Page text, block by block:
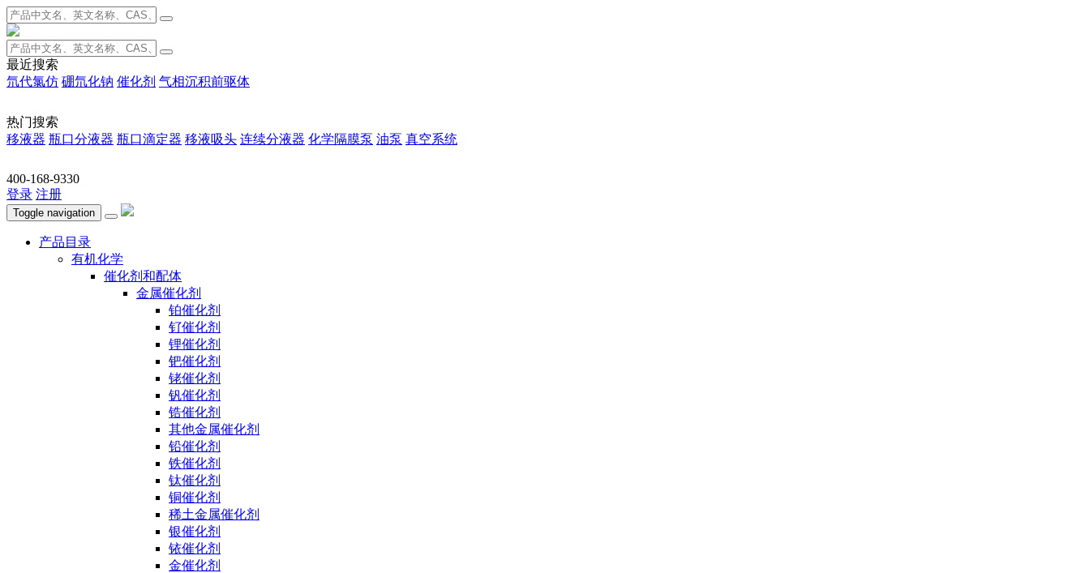
最近搜索
氘代氯仿 硼氘化钠 催化剂 气相沉积前驱体
热门搜索
移液器 瓶口分液器 瓶口滴定器 移液吸头 连续分液器 化学隔膜泵 油泵 真空系统
400-168-9330
登录 注册
Toggle navigation
产品目录
有机化学
催化剂和配体
金属催化剂
铂催化剂
钌催化剂
锂催化剂
钯催化剂
铑催化剂
钒催化剂
锆催化剂
其他金属催化剂
铅催化剂
铁催化剂
钛催化剂
铜催化剂
稀土金属催化剂
银催化剂
铱催化剂
金催化剂